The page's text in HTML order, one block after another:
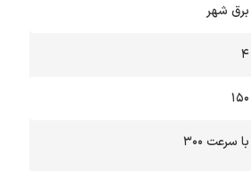
برق شهر
4
150
با سرعت 300